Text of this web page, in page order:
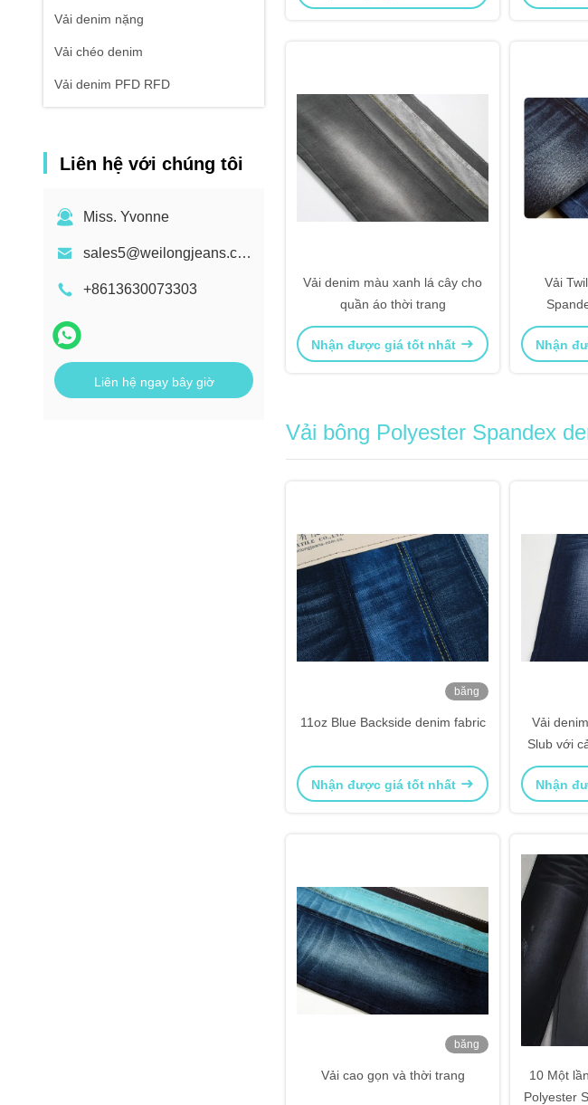
Vải denim nặng
Vải chéo denim
Vải denim PFD RFD
Liên hệ với chúng tôi
Miss. Yvonne
sales5@weilongjeans.com.cn
+8613630073303
Liên hệ ngay bây giờ
Vải denim màu xanh lá cây cho
quần áo thời trang
Nhận được giá tốt nhất
Vải
Nhận
Vải bông Polyester Spandex
băng
11oz Blue Backside denim fabric
Nhận được giá tốt nhất
Vải
Slub với
co
Nhận
băng
Vải cao gọn và thời trang
10 Một
Polyester